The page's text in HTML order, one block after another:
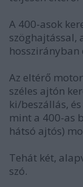
A 400-asok
szöghajtással,
Az eltérő
széles ajtón
ki/beszállás,
mint a 400-as
hátsó ajtós)
Tehát két,
szó.